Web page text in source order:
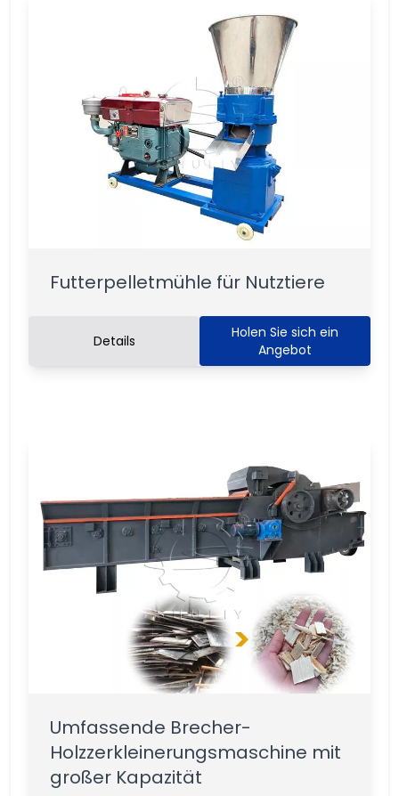
Futterpelletmühle für Nutztiere
Details
Holen Sie sich ein
Angebot
Umfassende Brecher-
Holzzerkleinerungsmaschine mit
großer Kapazität